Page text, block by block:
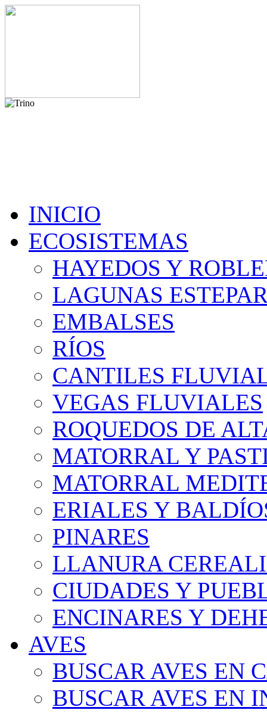
INICIO
ECOSISTEMAS
HAYEDOS Y
LAGUNAS
EMBALSES
RÍOS
CANTILES
VEGAS FLUVIALES
ROQUEDOS DE
MATORRAL Y
MATORRAL
ERIALES Y
PINARES
LLANURA
CIUDADES Y
ENCINARES Y
AVES
BUSCAR AVES EN
BUSCAR AVES EN